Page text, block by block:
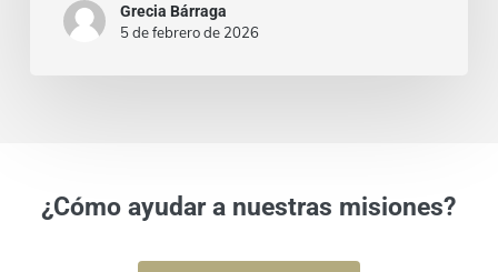
Grecia Bárraga
5 de febrero de 2026
¿Cómo ayudar a nuestras misiones?